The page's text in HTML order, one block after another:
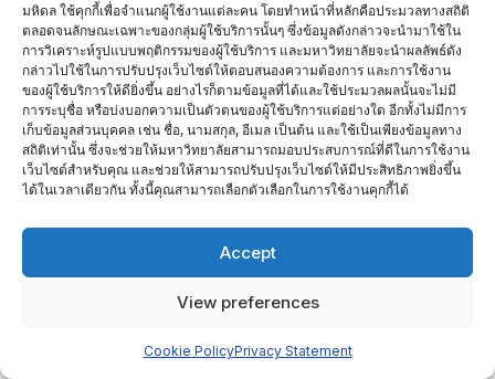
มหิดล ใช้คุกกี้เพื่อจำแนกผู้ใช้งานแต่ละคน โดยทำหน้าที่หลักคือประมวลทางสถิติ
ตลอดจนลักษณะเฉพาะของกลุ่มผู้ใช้บริการนั้นๆ ซึ่งข้อมูลดังกล่าวจะนำมาใช้ใน
การวิเคราะห์รูปแบบพฤติกรรมของผู้ใช้บริการ และมหาวิทยาลัยจะนำผลลัพธ์ดัง
กล่าวไปใช้ในการปรับปรุงเว็บไซต์ให้ตอบสนองความต้องการ และการใช้งาน
ของผู้ใช้บริการให้ดียิ่งขึ้น อย่างไรก็ตามข้อมูลที่ได้และใช้ประมวลผลนั้นจะไม่มี
การระบุชื่อ หรือบ่งบอกความเป็นตัวตนของผู้ใช้บริการแต่อย่างใด อีกทั้งไม่มีการ
เก็บข้อมูลส่วนบุคคล เช่น ชื่อ, นามสกุล, อีเมล เป็นต้น และใช้เป็นเพียงข้อมูลทาง
สถิติเท่านั้น ซึ่งจะช่วยให้มหาวิทยาลัยสามารถมอบประสบการณ์ที่ดีในการใช้งาน
เว็บไซต์สำหรับคุณ และช่วยให้สามารถปรับปรุงเว็บไซต์ให้มีประสิทธิภาพยิ่งขึ้น
ได้ในเวลาเดียวกัน ทั้งนี้คุณสามารถเลือกตัวเลือกในการใช้งานคุกกี้ได้
Accept
View preferences
Cookie PolicyPrivacy Statement
การเยี่ยมสํารวจ (SAR VISIT) หลักสูตรนิติวิทยาศาสตร์ ป.โท
พ.ศ.2564
การเยี่ยมสํารวจ (SAR VISIT) หลักสูตรเวชศาสตร์ระดับโมเลกุล
ป.เอก ประจําปีงบประมาณ พ.ศ.2564
การให้คุณค่าผู้ตรวจประเมิน
โครงการสัมมนาระดมความคิดเพื่อปรับปรุงแผนกลยุทธ์และการ